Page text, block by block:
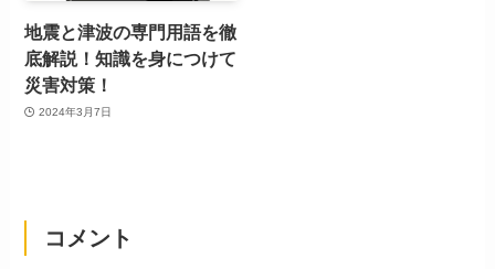
地震と津波の専門用語を徹
底解説！知識を身につけて
災害対策！
2024年3月7日
コメント